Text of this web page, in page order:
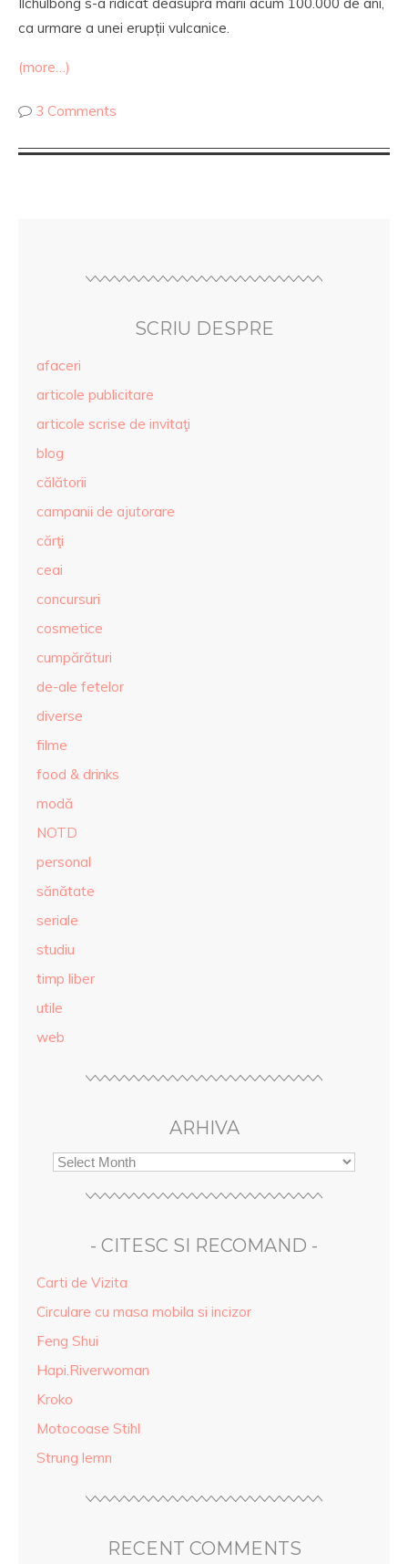
ca urmare a unei erupții vulcanice.
(more…)
3 Comments
SCRIU DESPRE
afaceri
articole publicitare
articole scrise de invitaţi
blog
călătorii
campanii de ajutorare
cărţi
ceai
concursuri
cosmetice
cumpărături
de-ale fetelor
diverse
filme
food & drinks
modă
NOTD
personal
sănătate
seriale
studiu
timp liber
utile
web
ARHIVA
- CITESC SI RECOMAND -
Carti de Vizita
Circulare cu masa mobila si incizor
Feng Shui
Hapi.Riverwoman
Kroko
Motocoase Stihl
Strung lemn
RECENT COMMENTS